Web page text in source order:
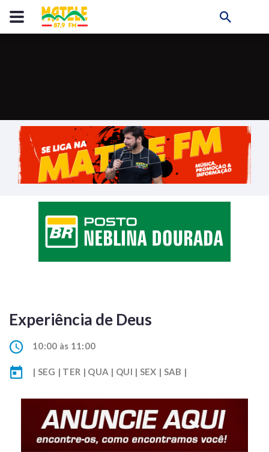
Experiência de Deus
10:00 às 11:00
| SEG | TER | QUA | QUI | SEX | SAB |